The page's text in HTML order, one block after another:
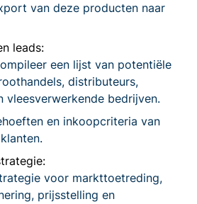
van deze producten naar
leads:
een lijst van potentiële
distributeurs,
vleesverwerkende bedrijven.
en inkoopcriteria van
voor markttoetreding,
prijsstelling en